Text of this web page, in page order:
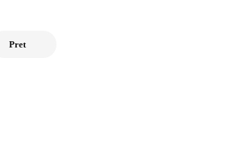
Pret